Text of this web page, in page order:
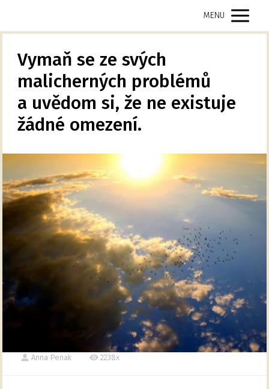
MENU
Vymaň se ze svých
malicherných problémů
a uvědom si, že ne existuje
žádné omezení.
Anna Penak 2238x